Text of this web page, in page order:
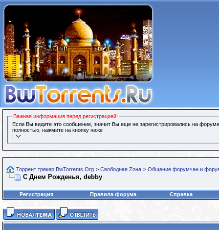
Важная информация перед регистрацией!
Если Вы видите это сообщение, значит Вы еще не зарегистрировались на
полностью, нажмите на кнопку ниже
Торрент трекер BwTorrents.Org > Свободная Zона > Общение форумчан и
С Днем Рожденья, debby
Регистрация Правила форума Справка